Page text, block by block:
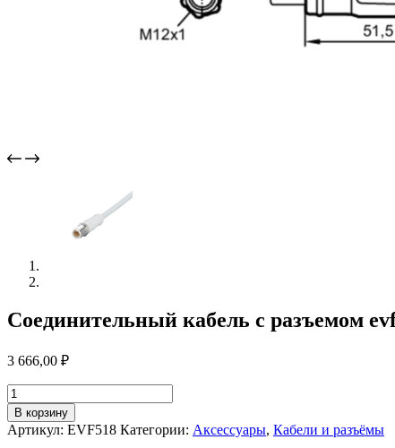
Соединительный кабель с разъемом
3 666,00 ₽
Количество
товара
Соединительный
кабель
В корзину
Артикул: EVF518 Категории: Аксессуары, Кабели и разъёмы